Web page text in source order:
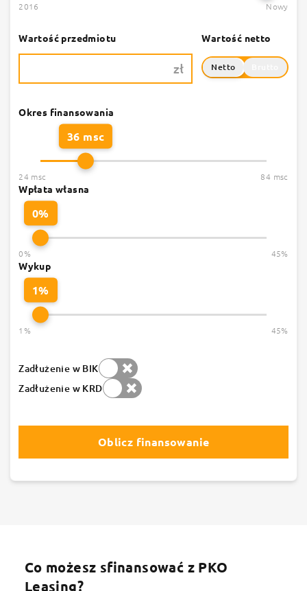
2016 Nowy
Wartość przedmiotu
zł
Wartość netto
Netto
Okres finansowania
36 msc
24 msc 84 msc
Wpłata własna
0%
0% 45%
Wykup
1%
1% 45%
Zadłużenie w BIK
Zadłużenie w KRD
Oblicz finansowanie
Co możesz sfinansować z PKO
Leasing?